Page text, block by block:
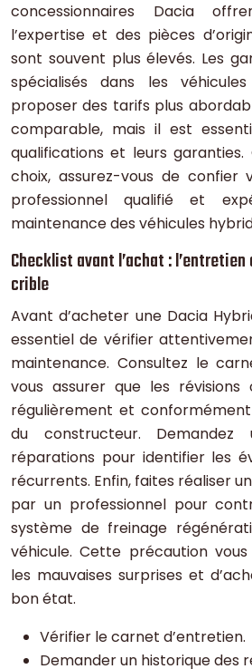
concessionnaires Dacia
l’expertise et des pièces
sont souvent plus élevés. Les
spécialisés dans les
proposer des tarifs plus
comparable, mais il est
qualifications et leurs
choix, assurez-vous de confier
professionnel qualifié et
maintenance des véhicules
Checklist avant l’achat :
crible
Avant d’acheter une Dacia
essentiel de vérifier
maintenance. Consultez le
vous assurer que les
régulièrement et
du constructeur. Demandez
réparations pour identifier les
récurrents. Enfin, faites réaliser
par un professionnel pour
système de freinage
véhicule. Cette précaution
les mauvaises surprises et
bon état.
Vérifier le carnet d’entretien.
Demander un historique des